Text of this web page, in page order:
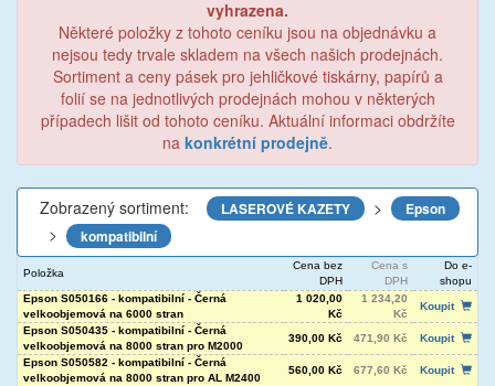
vyhrazena.
Některé položky z tohoto ceníku jsou na objednávku a
nejsou tedy trvale skladem na všech našich prodejnách.
Sortiment a ceny pásek pro jehličkové tiskárny, papírů a
folií se na jednotlivých prodejnách mohou v některých
případech lišit od tohoto ceníku. Aktuální informaci obdržíte
na konkrétní prodejně.
Zobrazený sortiment: LASEROVÉ KAZETY > Epson
> kompatibilní
Položka
Cena bez
DPH
Cena s
DPH
Do e-
shopu
Epson S050166 - kompatibilní - Černá
velkoobjemová na 6000 stran
1 020,00
Kč
1 234,20
Kč
Koupit
Epson S050435 - kompatibilní - Černá
velkoobjemová na 8000 stran pro M2000
390,00 Kč 471,90 Kč
Koupit
Epson S050582 - kompatibilní - Černá
velkoobjemová na 8000 stran pro AL M2400
560,00 Kč 677,60 Kč
Koupit